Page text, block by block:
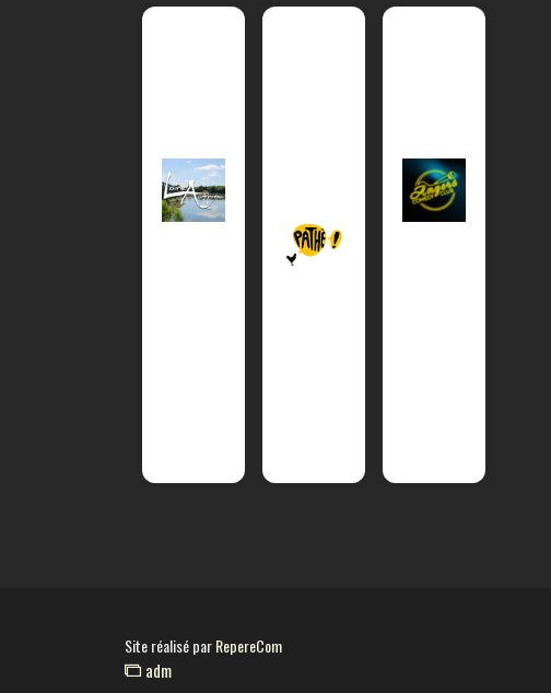
Site réalisé parRepereCom
adm